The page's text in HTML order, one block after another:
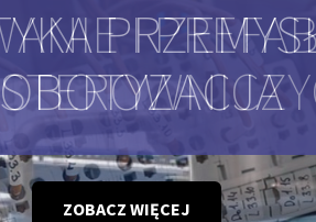
I
ZOBACZ WIĘCEJ